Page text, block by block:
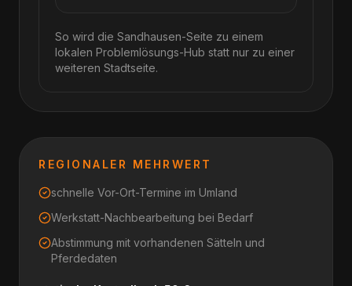
So wird die Sandhausen-Seite zu einem
lokalen Problemlösungs-Hub statt nur zu einer
weiteren Stadtseite.
REGIONALER MEHRWERT
schnelle Vor-Ort-Termine im Umland
Werkstatt-Nachbearbeitung bei Bedarf
Abstimmung mit vorhandenen Sätteln und
Pferdedaten